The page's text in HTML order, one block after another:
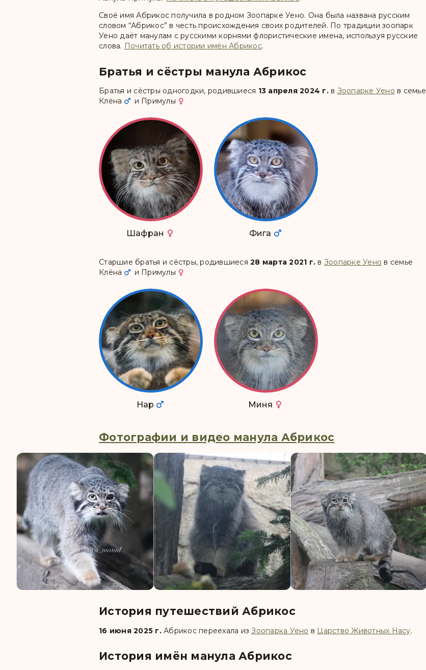
Своё имя Абрикос получила в родном Зоопарке Уено. Она была названа русским
словом “Абрикос” в честь происхождения своих родителей. По традиции зоопарк
Уено даёт манулам с русскими корнями флористические имена, используя русские
слова. Почитать об истории имён Абрикос.
Братья и сёстры манула Абрикос
Братья и сёстры одногодки, родившиеся 13 апреля 2024 г.в Зоопарке Уено в семье
Клёна
и Примулы
Шафран Фига
Старшие братья и сёстры, родившиеся 28 марта 2021 г. в Зоопарке Уено в семье
Клёна
и Примулы
Нар Миня
Фотографии и видео манула Абрикос
История путешествий Абрикос
16 июня 2025 г. Абрикоспереехала изЗоопарка Уено в Царство Животных Насу.
История имён манула Абрикос